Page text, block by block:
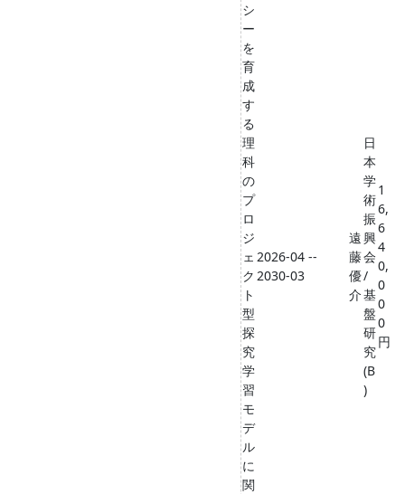
シ
ー
を
育
成
す
る
理
科
の
プ
ロ
ジ
ェ
ク
ト
型
探
究
学
習
モ
デ
ル
に
関
2026-04 --
2030-03
遠
藤
優
介
日
本
学
術
振
興
会
/
基
盤
研
究
(B
)
1
6,
6
4
0,
0
0
0
円